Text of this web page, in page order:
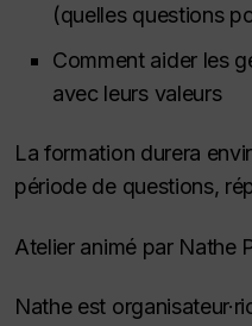
(quelles questions
Comment aider les
avec leurs valeurs
La formation durera
période de questions,
Atelier animé par Nathe
Nathe est